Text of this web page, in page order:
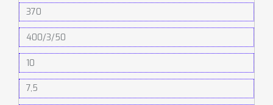
370
400/3/50
10
7,5